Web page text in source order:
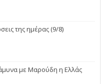
της ημέρας (9/8)
με Μαρούδη η Ελλάς